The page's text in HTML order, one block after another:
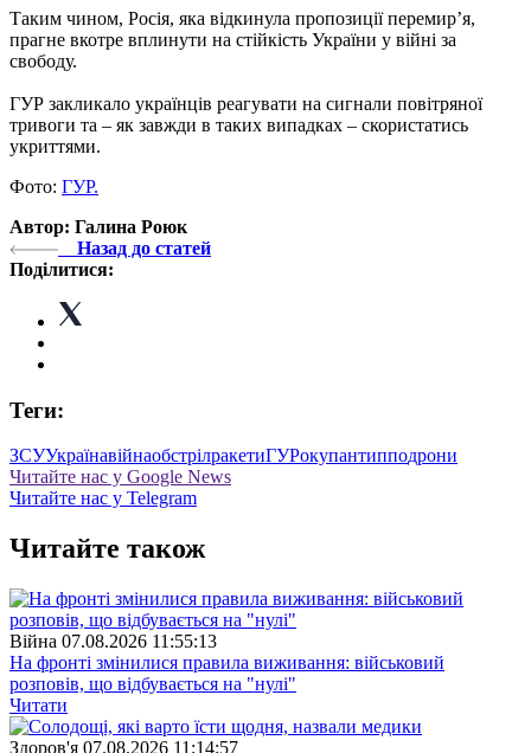
Таким чином, Росія, яка відкинула пропозиції перемирʼя,
прагне вкотре вплинути на стійкість України у війні за
свободу.
ГУР закликало українців реагувати на сигнали повітряної
тривоги та – як завжди в таких випадках – скористатись
укриттями.
Фото: ГУР.
Автор: Галина Роюк
Назад до статей
Поділитися:
Теги:
ЗСУУкраїнавійнаобстрілракетиГУРокупантипподрони
Читайте нас у Google News
Читайте нас у Telegram
Читайте також
Війна 07.08.2026 11:55:13
На фронті змінилися правила виживання: військовий
розповів, що відбувається на "нулі"
Читати
Здоров'я 07.08.2026 11:14:57